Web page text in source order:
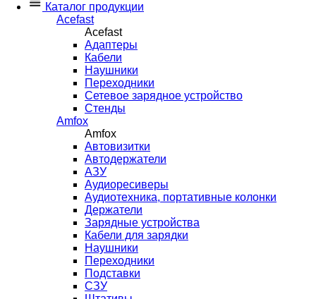
Каталог продукции
Acefast
Acefast
Адаптеры
Кабели
Наушники
Переходники
Сетевое зарядное устройство
Стенды
Amfox
Amfox
Автовизитки
Автодержатели
АЗУ
Аудиоресиверы
Аудиотехника, портативные колонки
Держатели
Зарядные устройства
Кабели для зарядки
Наушники
Переходники
Подставки
СЗУ